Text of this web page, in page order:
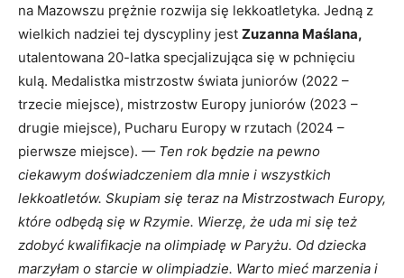
na Mazowszu prężnie rozwija się lekkoatletyka. Jedną z
wielkich nadziei tej dyscypliny jest Zuzanna Maślana,
utalentowana 20-latka specjalizująca się w pchnięciu
kulą. Medalistka mistrzostw świata juniorów (2022 –
trzecie miejsce), mistrzostw Europy juniorów (2023 –
drugie miejsce), Pucharu Europy w rzutach (2024 –
pierwsze miejsce). — Ten rok będzie na pewno
ciekawym doświadczeniem dla mnie i wszystkich
lekkoatletów. Skupiam się teraz na Mistrzostwach Europy,
które odbędą się w Rzymie. Wierzę, że uda mi się też
zdobyć kwalifikacje na olimpiadę w Paryżu. Od dziecka
marzyłam o starcie w olimpiadzie. Warto mieć marzenia i